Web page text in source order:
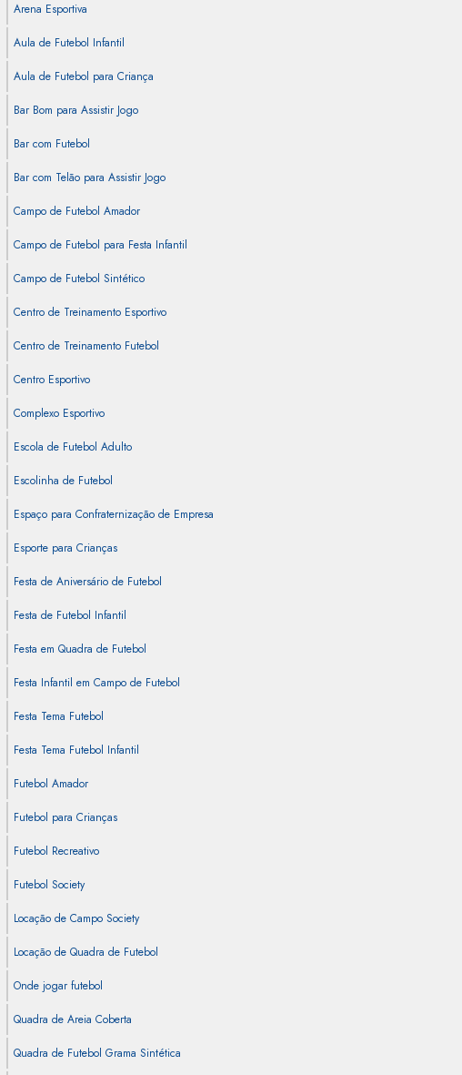
Arena Esportiva
Aula de Futebol Infantil
Aula de Futebol para Criança
Bar Bom para Assistir Jogo
Bar com Futebol
Bar com Telão para Assistir Jogo
Campo de Futebol Amador
Campo de Futebol para Festa Infantil
Campo de Futebol Sintético
Centro de Treinamento Esportivo
Centro de Treinamento Futebol
Centro Esportivo
Complexo Esportivo
Escola de Futebol Adulto
Escolinha de Futebol
Espaço para Confraternização de Empresa
Esporte para Crianças
Festa de Aniversário de Futebol
Festa de Futebol Infantil
Festa em Quadra de Futebol
Festa Infantil em Campo de Futebol
Festa Tema Futebol
Festa Tema Futebol Infantil
Futebol Amador
Futebol para Crianças
Futebol Recreativo
Futebol Society
Locação de Campo Society
Locação de Quadra de Futebol
Onde jogar futebol
Quadra de Areia Coberta
Quadra de Futebol Grama Sintética